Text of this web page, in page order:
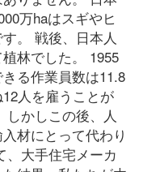
万haはスギやヒ
。 戦後、日本人
林でした。 1955
る作業員数は11.8
人を雇うことが
かしこの後、人
材にとって代わり
、大手住宅メーカ